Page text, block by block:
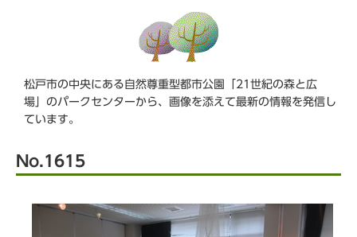
松戸市の中央にある自然尊重型都市公園「21世紀の森と広
場」のパークセンターから、画像を添えて最新の情報を発信し
ています。
No.1615